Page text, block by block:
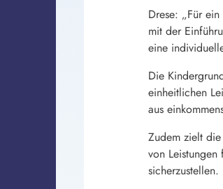
Drese: „Für
mit der
eine
Die
einheitlichen
aus
Zudem zielt
von
sicherzustellen.